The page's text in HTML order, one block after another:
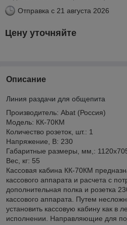
Отправка с 21 августа 2026
Цену уточняйте
Описание
Линия раздачи для общепита
Производитель: Abat (Россия)
Модель: КК-70КМ
Количество розеток, шт.: 1
Напряжение, В: 230
Габаритные размеры, мм,:
Вес, кг: 55
Кассовая кабина КК-70КМ
кассового аппарата и расчета с
дополнительная полка и розетка
кассового аппарата. Путем
установить кассовую кабину как в
исполнении. Направляющие для